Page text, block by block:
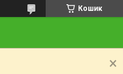
Кошик